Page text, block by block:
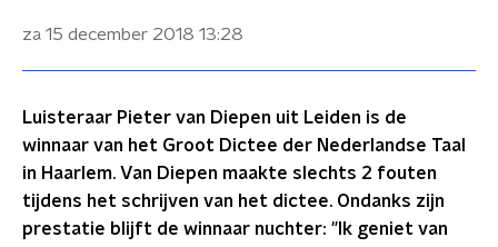
za 15 december 2018 13:28
Luisteraar Pieter van Diepen uit Leiden is de
winnaar van het Groot Dictee der Nederlandse Taal
in Haarlem. Van Diepen maakte slechts 2 fouten
tijdens het schrijven van het dictee. Ondanks zijn
prestatie blijft de winnaar nuchter: "Ik geniet van